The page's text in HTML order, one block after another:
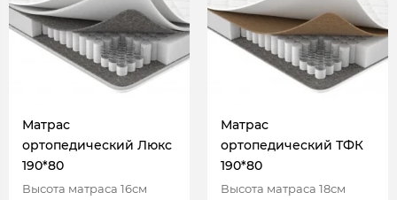
Матрас
ортопедический Люкс
190*80
Высота матраса 16см
Матрас
ортопедический ТФК
190*80
Высота матраса 18см